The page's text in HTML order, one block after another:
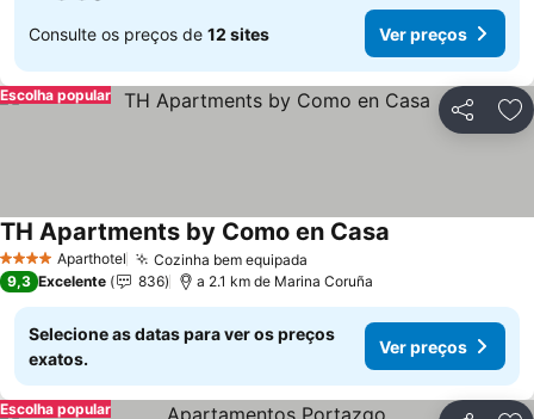
Consulte os preços de 12 sites Ver preços
Partilhar
Escolha popular
4 EstrelasAparthotel Cozinha bem equipada
TH Apartments by Como en Casa
9,3 Excelente 836 a 2.1 km de Marina Coruña
Selecione as datas para ver os preços
exatos.
Ver preços
Escolha popular